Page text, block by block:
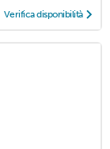
Verifica disponibilità